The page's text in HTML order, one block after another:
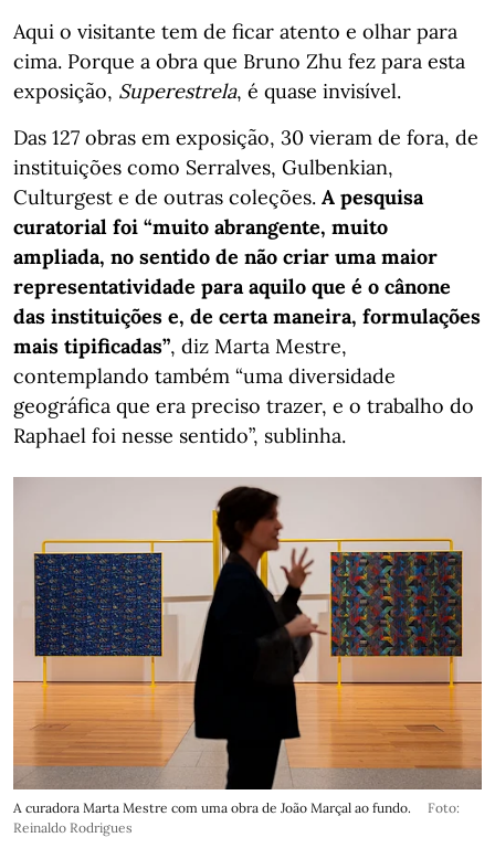
Aqui o visitante tem de ficar atento e olhar para
cima. Porque a obra que Bruno Zhu fez para esta
exposição, Superestrela, é quase invisível.
Das 127 obras em exposição, 30 vieram de fora, de
instituições como Serralves, Gulbenkian,
Culturgest e de outras coleções. A pesquisa
curatorial foi “muito abrangente, muito
ampliada, no sentido de não criar uma maior
representatividade para aquilo que é o cânone
das instituições e, de certa maneira, formulações
mais tipificadas”, diz Marta Mestre,
contemplando também “uma diversidade
geográfica que era preciso trazer, e o trabalho do
Raphael foi nesse sentido”, sublinha.
A curadora Marta Mestre com uma obra de João Marçal ao fundo.
Foto:
Reinaldo Rodrigues